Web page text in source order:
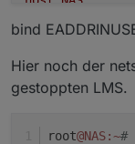
host.NAS
host.NAS
bind
Hier noch der
gestoppten LMS.
root@NAS:~#